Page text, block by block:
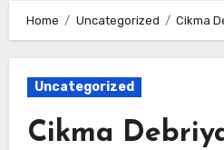
Home Uncategorized Cikma
Uncategorized
Cikma